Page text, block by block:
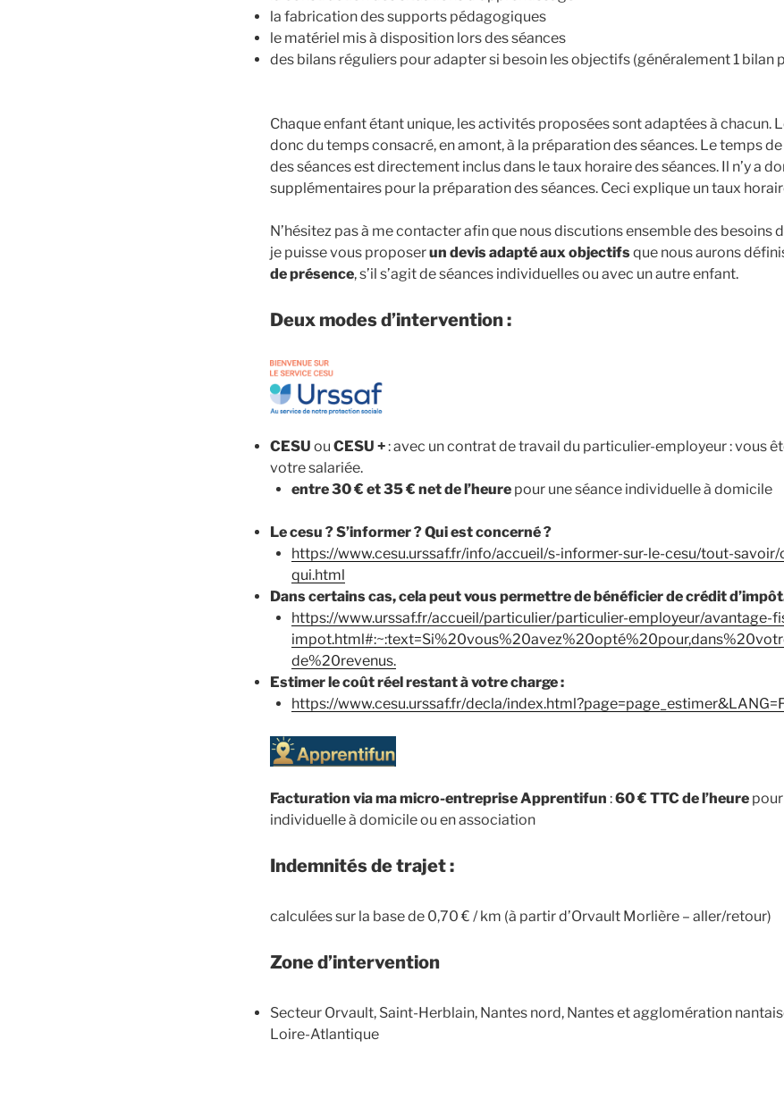
la fabrication des supports pédagogiques
le matériel mis à disposition lors des séances
des bilans réguliers pour adapter si besoin les objectifs (généralement 1 bilan
Chaque enfant étant unique, les activités proposées sont adaptées à chacun.
donc du temps consacré, en amont, à la préparation des séances. Le temps
des séances est directement inclus dans le taux horaire des séances. Il n’y a
supplémentaires pour la préparation des séances. Ceci explique un taux
N’hésitez pas à me contacter afin que nous discutions ensemble des besoins
je puisse vous proposerun devis adapté aux objectifsque nous aurons
de présence, s’il s’agit de séances individuelles ou avec un autre enfant.
Deux modes d’intervention :
CESU ou CESU +: avec un contrat de travail du particulier-employeur : vous
votre salariée.
entre 30 € et 35 € net de l’heure pour une séance individuelle à domicile
Le cesu ? S’informer ? Qui est concerné ?
https://www.cesu.urssaf.fr/info/accueil/s-informer-sur-le-cesu/tout-
qui.html
Dans certains cas, cela peut vous permettre de bénéficier de crédit
https://www.urssaf.fr/accueil/particulier/particulier-employeur/avantage-
de%20revenus.
Estimer le coût réel restant à votre charge :
https://www.cesu.urssaf.fr/decla/
Facturation via ma micro-entreprise Apprentifun :60 € TTC de l’heure
individuelle à domicile ou en association
Indemnités de trajet :
calculées sur la base de 0,70 € / km (à partir d’Orvault Morlière – aller/retour)
Zone d’intervention
Secteur Orvault, Saint-Herblain, Nantes nord, Nantes et agglomération
Loire-Atlantique